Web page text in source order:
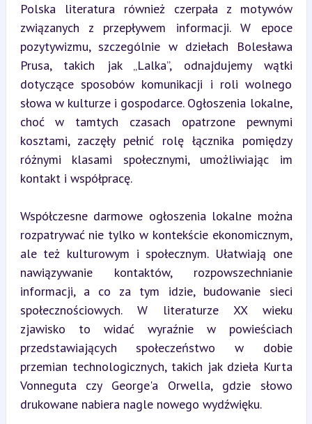
Polska literatura również czerpała z motywów
związanych z przepływem informacji. W epoce
pozytywizmu, szczególnie w dziełach Bolesława
Prusa, takich jak „Lalka”, odnajdujemy wątki
dotyczące sposobów komunikacji i roli wolnego
słowa w kulturze i gospodarce. Ogłoszenia lokalne,
choć w tamtych czasach opatrzone pewnymi
kosztami, zaczęły pełnić rolę łącznika pomiędzy
różnymi klasami społecznymi, umożliwiając im
kontakt i współpracę.
Współczesne darmowe ogłoszenia lokalne można
rozpatrywać nie tylko w kontekście ekonomicznym,
ale też kulturowym i społecznym. Ułatwiają one
nawiązywanie kontaktów, rozpowszechnianie
informacji, a co za tym idzie, budowanie sieci
społecznościowych. W literaturze XX wieku
zjawisko to widać wyraźnie w powieściach
przedstawiających społeczeństwo w dobie
przemian technologicznych, takich jak dzieła Kurta
Vonneguta czy George'a Orwella, gdzie słowo
drukowane nabiera nagle nowego wydźwięku.